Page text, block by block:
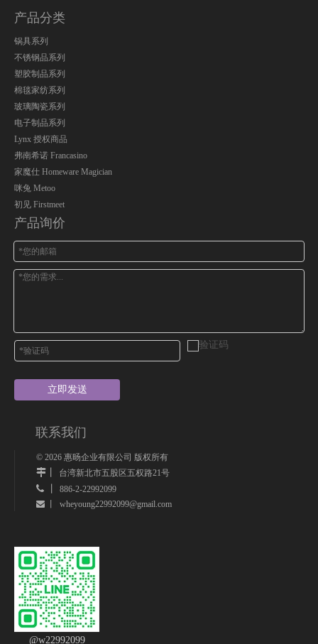
产品分类
锅具系列
不锈钢品系列
塑胶制品系列
棉毯家纺系列
玻璃陶瓷系列
电子制品系列
Lynx 授权商品
弗南希诺 Francasino
家魔仕 Homeware Magician
咪兔 Metoo
初见 Firstmeet
产品询价
立即发送
联系我们
© 2026 惠旸企业有限公司 版权所有
丨 台湾新北市五股区五权路21号
 丨 886-2-22992099
 丨 wheyoung22992099@gmail.com
@w22992099